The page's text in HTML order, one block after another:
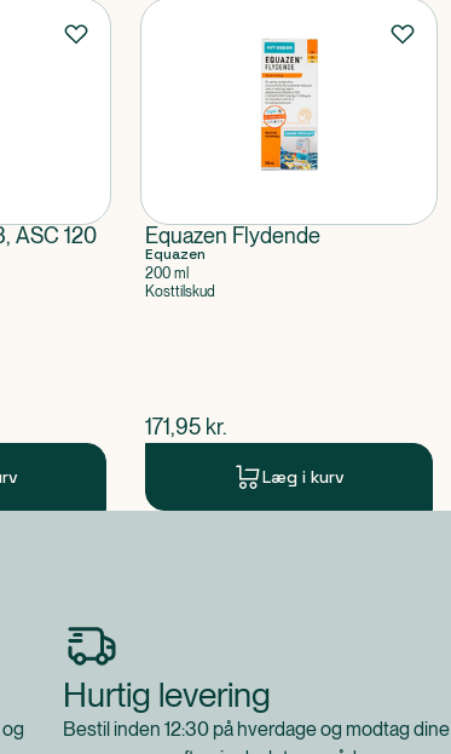
ASC 120
Equazen Flydende
Equazen
200 ml
Kosttilskud
$nuværende pris
171,95 kr.
Læg i kurv
Hurtig levering
Bestil inden 12:30 på hverdage og modtag dine